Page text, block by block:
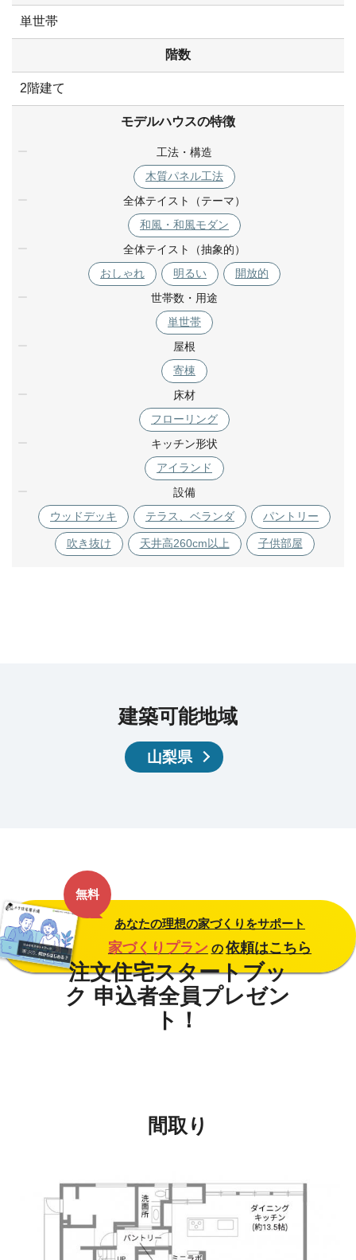
単世帯
階数
2階建て
モデルハウスの特徴
工法・構造
木質パネル工法
全体テイスト（テーマ）
和風・和風モダン
全体テイスト（抽象的）
おしゃれ
明るい
開放的
世帯数・用途
単世帯
屋根
寄棟
床材
フローリング
キッチン形状
アイランド
設備
ウッドデッキ
テラス、ベランダ パントリー
吹き抜け 天井高260cm以上 子供部屋
建築可能地域
山梨県
無料
あなたの理想の家づくりをサポート
家づくりプラン の 依頼はこちら
間取り